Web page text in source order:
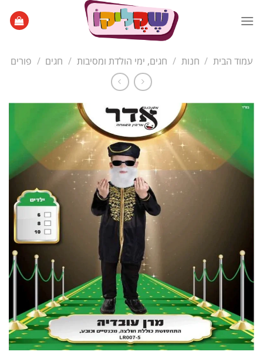
עמוד הבית / חנות / חגים, ימי הולדת ומסיבות / חגים / פורים